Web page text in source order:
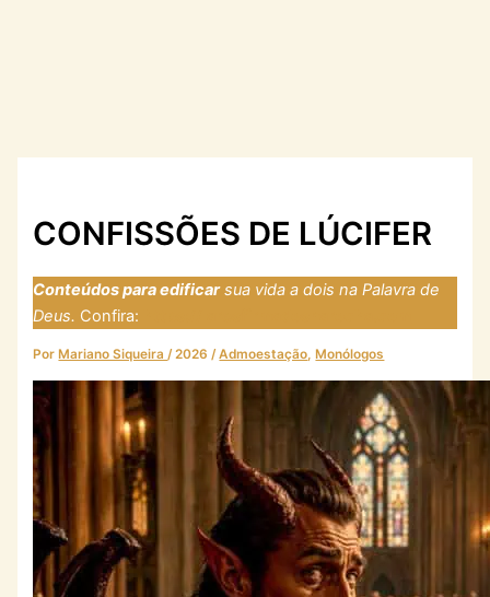
CONFISSÕES DE LÚCIFER
Conteúdos para edificarsua vida a dois na Palavra de
Deus. Confira:
Por Mariano Siqueira/2026/Admoestação, Monólogos